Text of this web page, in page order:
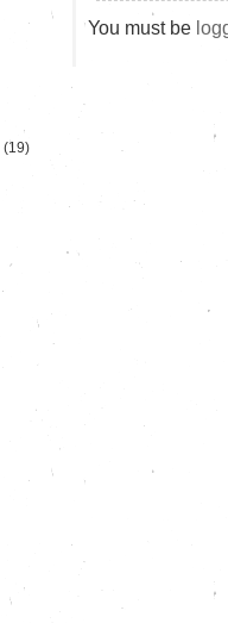
You must be
(19)